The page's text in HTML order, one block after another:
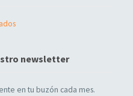
newsletter
en tu buzón cada mes.